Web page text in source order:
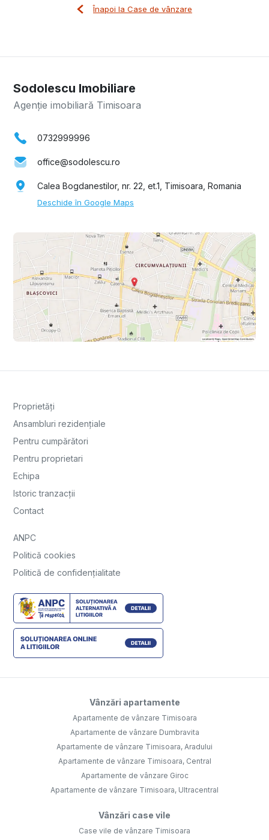
Înapoi la Case de vânzare
Sodolescu Imobiliare
Agenție imobiliară Timisoara
0732999996
office@sodolescu.ro
Calea Bogdanestilor, nr. 22, et.1, Timisoara, Romania
Deschide în Google Maps
Proprietăți
Ansambluri rezidențiale
Pentru cumpărători
Pentru proprietari
Echipa
Istoric tranzacții
Contact
ANPC
Politică cookies
Politică de confidențialitate
Vânzări apartamente
Apartamente de vânzare Timisoara
Apartamente de vânzare Dumbravita
Apartamente de vânzare Timisoara, Aradului
Apartamente de vânzare Timisoara, Central
Apartamente de vânzare Giroc
Apartamente de vânzare Timisoara, Ultracentral
Vânzări case vile
Case vile de vânzare Timisoara